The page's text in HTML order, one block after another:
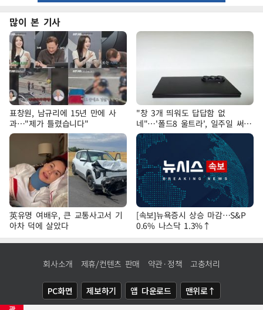
많이 본 기사
표창원, 남규리에 15년 만에 사
과…"제가 틀렸습니다"
"창 3개 띄워도 답답함 없
네"…'폴드8 울트라', 일주일 써보
니
英유명 여배우, 큰 교통사고서 기
아차 덕에 살았다
[속보]뉴욕증시 상승 마감…S&P
0.6% 나스닥 1.3%↑
회사소개 제휴/컨텐츠 판매 약관·정책 고충처리
PC화면 제보하기 앱 다운로드 맨위로↑